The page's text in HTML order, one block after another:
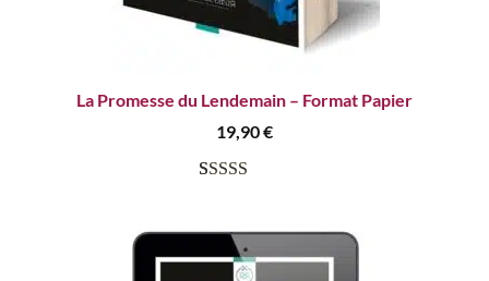
La Promesse du Lendemain – Format Papier
19,90€
notations